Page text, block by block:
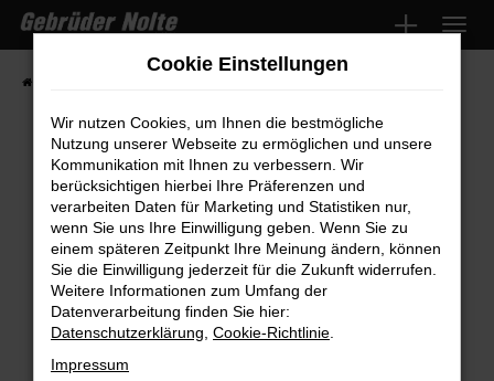
Zum
Hauptinhalt
springen
Fehler: Network Error
Beim Laden ist ein Fehler aufgetreten.
Hier sind ein paar Tipps, die dir helfen können:
Überprüfe deine Firewall und deine
Internetverbindung.
Cookie Einstellungen
Wir nutzen Cookies, um Ihnen die bestmögliche
Nutzung unserer Webseite zu ermöglichen und unsere
Kommunikation mit Ihnen zu verbessern. Wir
berücksichtigen hierbei Ihre Präferenzen und
verarbeiten Daten für Marketing und Statistiken nur,
wenn Sie uns Ihre Einwilligung geben. Wenn Sie zu
einem späteren Zeitpunkt Ihre Meinung ändern, können
Sie die Einwilligung jederzeit für die Zukunft widerrufen.
Weitere Informationen zum Umfang der
Datenverarbeitung finden Sie hier:
Datenschutzerklärung Cookie-Richtlinie
Impressum